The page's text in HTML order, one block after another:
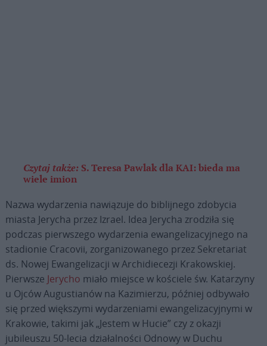
Czytaj także: S. Teresa Pawlak dla KAI: bieda ma
wiele imion
Nazwa wydarzenia nawiązuje do biblijnego zdobycia
miasta Jerycha przez Izrael. Idea Jerycha zrodziła się
podczas pierwszego wydarzenia ewangelizacyjnego na
stadionie Cracovii, zorganizowanego przez Sekretariat
ds. Nowej Ewangelizacji w Archidiecezji Krakowskiej.
Pierwsze Jerycho miało miejsce w kościele św. Katarzyny
u Ojców Augustianów na Kazimierzu, później odbywało
się przed większymi wydarzeniami ewangelizacyjnymi w
Krakowie, takimi jak „Jestem w Hucie” czy z okazji
jubileuszu 50-lecia działalności Odnowy w Duchu